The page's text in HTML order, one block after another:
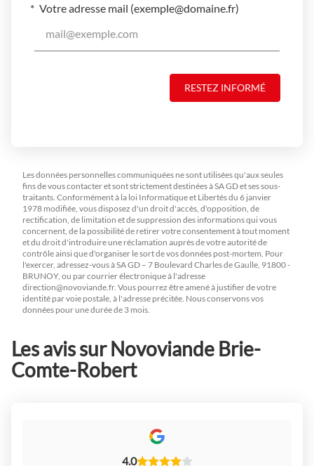
Votre adresse mail (exemple@domaine.fr)
RESTEZ INFORMÉ
Les données personnelles communiquées ne sont utilisées qu'aux seules
fins de vous contacter et sont strictement destinées à SA GD et ses sous-
traitants. Conformément à la loi Informatique et Libertés du 6 janvier
1978 modifiée, vous disposez d'un droit d'accès, d'opposition, de
rectification, de limitation et de suppression des informations qui vous
concernent, de la possibilité de retirer votre consentement à tout moment
et du droit d'introduire une réclamation auprès de votre autorité de
contrôle ainsi que d'organiser le sort de vos données post-mortem. Pour
l'exercer, adressez-vous à SA GD – 7 Boulevard Charles de Gaulle, 91800 -
BRUNOY, ou par courrier électronique à l'adresse
direction@novoviande.fr. Vous pourrez être amené à justifier de votre
identité par voie postale, à l'adresse précitée. Nous conservons vos
données pour une durée de 3 mois.
Les avis sur Novoviande Brie-
Comte-Robert
4.0